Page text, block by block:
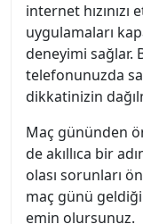
internet
uygulamaları
deneyimi sağlar.
telefonunuzda
dikkatinizin
Maç gününden
de akıllıca bir
olası sorunları
maç günü
emin olursunuz.